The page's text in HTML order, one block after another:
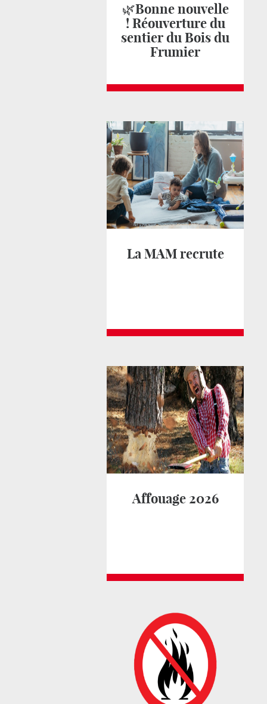
🌿Bonne nouvelle
! Réouverture du
sentier du Bois du
Frumier
La MAM recrute
Affouage 2026